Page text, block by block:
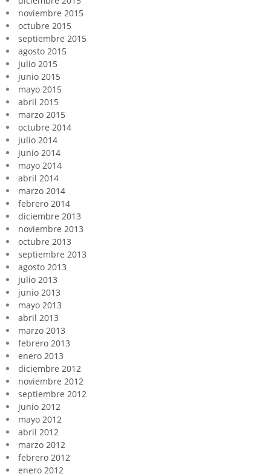
noviembre 2015
octubre 2015
septiembre 2015
agosto 2015
julio 2015
junio 2015
mayo 2015
abril 2015
marzo 2015
octubre 2014
julio 2014
junio 2014
mayo 2014
abril 2014
marzo 2014
febrero 2014
diciembre 2013
noviembre 2013
octubre 2013
septiembre 2013
agosto 2013
julio 2013
junio 2013
mayo 2013
abril 2013
marzo 2013
febrero 2013
enero 2013
diciembre 2012
noviembre 2012
septiembre 2012
junio 2012
mayo 2012
abril 2012
marzo 2012
febrero 2012
enero 2012